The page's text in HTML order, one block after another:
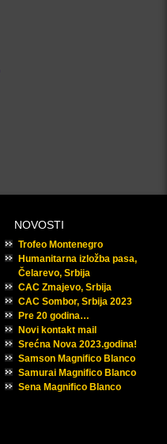
NOVOSTI
Trofeo Montenegro
Humanitarna izložba pasa,
Čelarevo, Srbija
CAC Zmajevo, Srbija
CAC Sombor, Srbija 2023
Pre 20 godina…
Novi kontakt mail
Srećna Nova 2023.godina!
Samson Magnifico Blanco
Samurai Magnifico Blanco
Sena Magnifico Blanco